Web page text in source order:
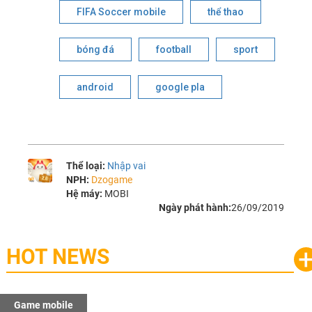
FIFA Soccer mobile thể thao
bóng đá football sport
android google pla
Thể loại: Nhập vai
NPH: Dzogame
Hệ máy: MOBI
Ngày phát hành:26/09/2019
HOT NEWS
Game mobile